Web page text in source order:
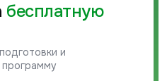
бесплатную
и